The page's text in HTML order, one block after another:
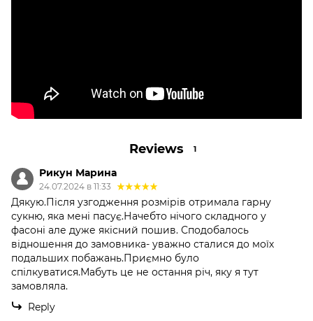
Reviews 1
Рикун Марина
24.07.2024 в 11:33
Дякую.Після узгодження розмірів отримала гарну
сукню, яка мені пасує.Начебто нічого складного у
фасоні але дуже якісний пошив. Сподобалось
відношення до замовника- уважно сталися до моїх
подальших побажань.Приємно було
спілкуватися.Мабуть це не остання річ, яку я тут
замовляла.
Reply